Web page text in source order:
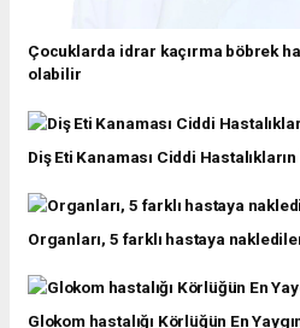
Çocuklarda idrar kaçırma böbrek
olabilir
Diş Eti Kanaması Ciddi
Organları, 5 farklı hastaya
Glokom hastalığı Körlüğün En